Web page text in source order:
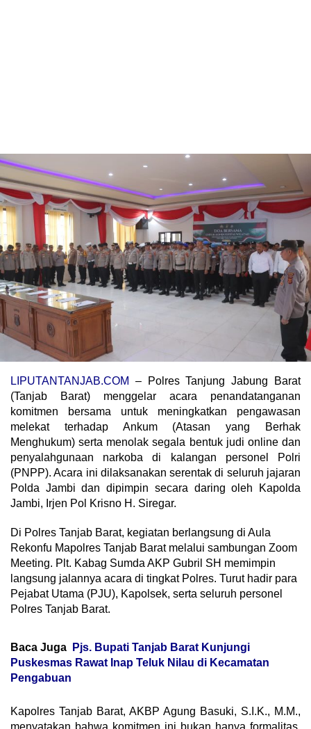
LIPUTANTANJAB.COM
– Polres Tanjung Jabung Barat
(Tanjab Barat) menggelar acara penandatanganan
komitmen bersama untuk meningkatkan pengawasan
melekat terhadap Ankum (Atasan yang Berhak
Menghukum) serta menolak segala bentuk judi online dan
penyalahgunaan narkoba di kalangan personel Polri
(PNPP). Acara ini dilaksanakan serentak di seluruh jajaran
Polda Jambi dan dipimpin secara daring oleh Kapolda
Jambi, Irjen Pol Krisno H. Siregar.
Di Polres Tanjab Barat, kegiatan berlangsung di Aula
Rekonfu Mapolres Tanjab Barat melalui sambungan Zoom
Meeting. Plt. Kabag Sumda AKP Gubril SH memimpin
langsung jalannya acara di tingkat Polres. Turut hadir para
Pejabat Utama (PJU), Kapolsek, serta seluruh personel
Polres Tanjab Barat.
Baca Juga
Pjs. Bupati Tanjab Barat Kunjungi
Puskesmas Rawat Inap Teluk Nilau di Kecamatan
Pengabuan
Kapolres Tanjab Barat, AKBP Agung Basuki, S.I.K., M.M.,
menyatakan bahwa komitmen ini bukan hanya formalitas,